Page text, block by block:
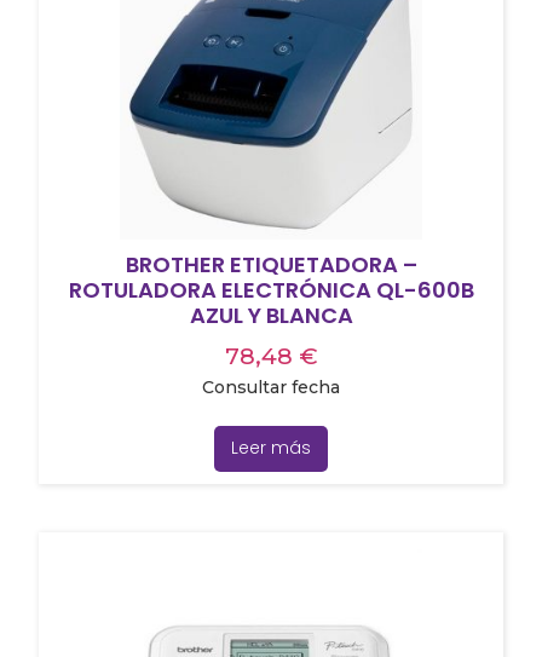
BROTHER ETIQUETADORA –
ROTULADORA ELECTRÓNICA QL-600B
AZUL Y BLANCA
78,48 €
Consultar fecha
Leer más